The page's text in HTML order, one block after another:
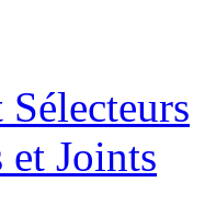
et Joints